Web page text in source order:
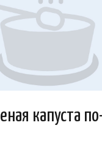
капуста